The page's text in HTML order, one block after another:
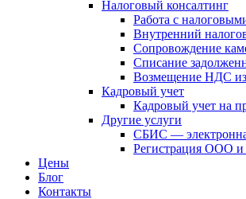
Налоговый консалтинг
Работа с
Внутренний
Сопровождение
Списание
Возмещение НДС
Кадровый учет
Кадровый учет на
Другие услуги
СБИС —
Регистрация ООО
Цены
Блог
Контакты